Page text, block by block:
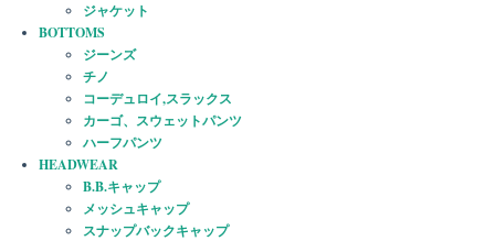
ジャケット
BOTTOMS
ジーンズ
チノ
コーデュロイ,スラックス
カーゴ、スウェットパンツ
ハーフパンツ
HEADWEAR
B.B.キャップ
メッシュキャップ
スナップバックキャップ